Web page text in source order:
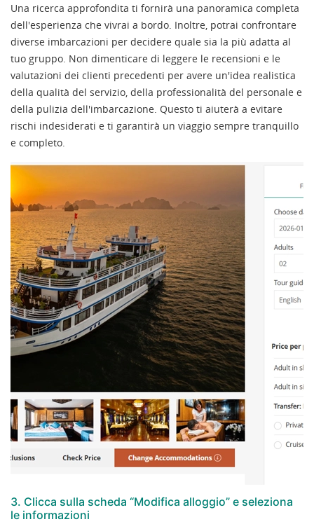
Una ricerca approfondita ti fornirà una panoramica completa
dell'esperienza che vivrai a bordo. Inoltre, potrai confrontare
diverse imbarcazioni per decidere quale sia la più adatta al
tuo gruppo. Non dimenticare di leggere le recensioni e le
valutazioni dei clienti precedenti per avere un'idea realistica
della qualità del servizio, della professionalità del personale e
della pulizia dell'imbarcazione. Questo ti aiuterà a evitare
rischi indesiderati e ti garantirà un viaggio sempre tranquillo
e completo.
3. Clicca sulla scheda “Modifica alloggio” e seleziona
le informazioni